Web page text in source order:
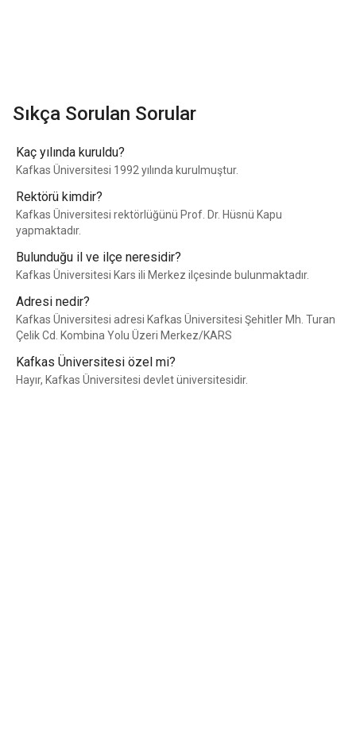
Sıkça Sorulan Sorular
Kaç yılında kuruldu?
Kafkas Üniversitesi 1992 yılında kurulmuştur.
Rektörü kimdir?
Kafkas Üniversitesi rektörlüğünü Prof. Dr. Hüsnü Kapu
yapmaktadır.
Bulunduğu il ve ilçe neresidir?
Kafkas Üniversitesi Kars ili Merkez ilçesinde bulunmaktadır.
Adresi nedir?
Kafkas Üniversitesi adresi Kafkas Üniversitesi Şehitler Mh. Turan
Çelik Cd. Kombina Yolu Üzeri Merkez/KARS
Kafkas Üniversitesi özel mi?
Hayır, Kafkas Üniversitesi devlet üniversitesidir.